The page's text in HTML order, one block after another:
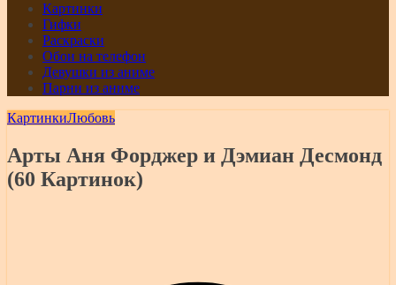
Картинки
Гифки
Раскраски
Обои на телефон
Девушки из аниме
Парни из аниме
КартинкиЛюбовь
Арты Аня Форджер и Дэмиан Десмонд
(60 Картинок)